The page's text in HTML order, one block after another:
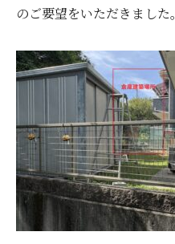
のご要望をいただきました。